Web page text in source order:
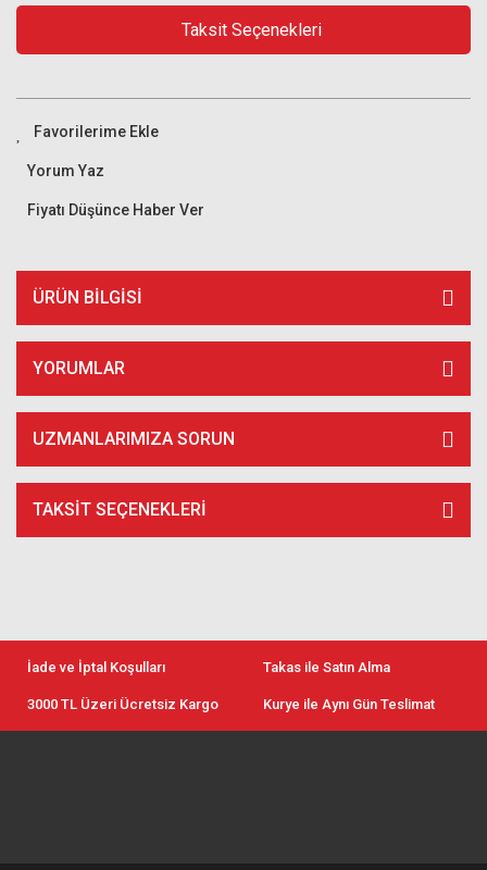
Taksit Seçenekleri
Yorum Yaz
Fiyatı Düşünce Haber Ver
ÜRÜN BILGISI
YORUMLAR
UZMANLARIMIZA SORUN
TAKSIT SEÇENEKLERI
İade ve İptal Koşulları Takas ile Satın Alma
3000 TL Üzeri Ücretsiz Kargo Kurye ile Aynı Gün Teslimat